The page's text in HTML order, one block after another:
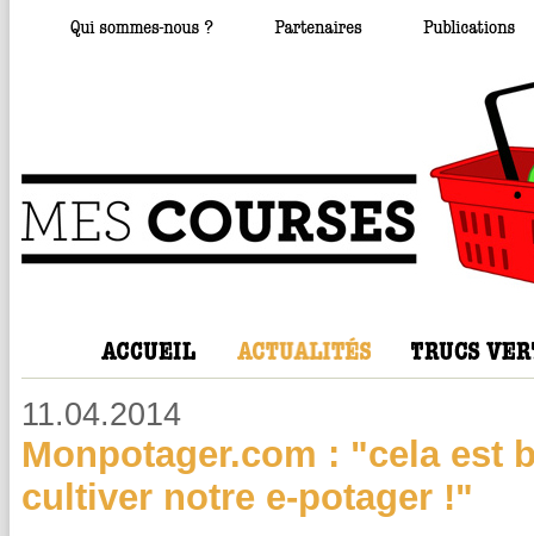
11.04.2014
Monpotager.com : "cela est
cultiver notre e-potager !"